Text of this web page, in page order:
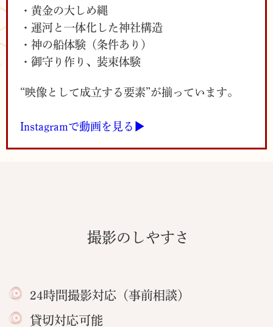
・黄金の大しめ縄
・運河と一体化した神社構造
・神の船体験（条件あり）
・御守り作り、装束体験
“映像として成立する要素”が揃っています。
Instagramで動画を見る▶︎
撮影のしやすさ
24時間撮影対応（事前相談）
貸切対応可能